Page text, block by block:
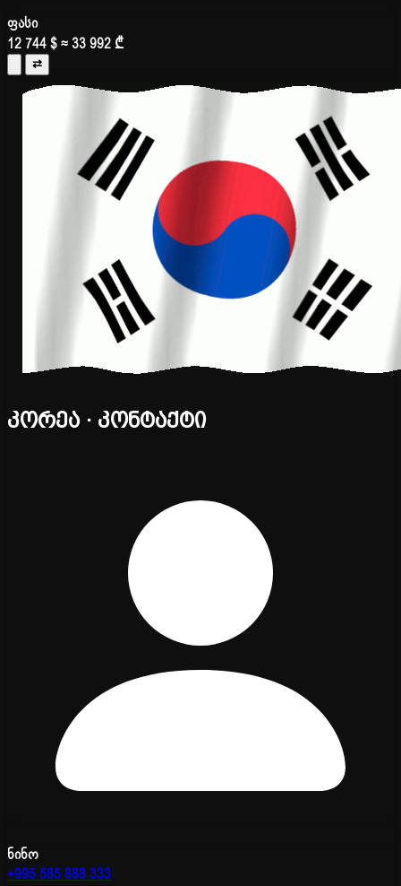
ფასი
12 744 $≈ 33 992 ₾
⇄
კორეა · კონტაქტი
ნინო
+995 585 888 333